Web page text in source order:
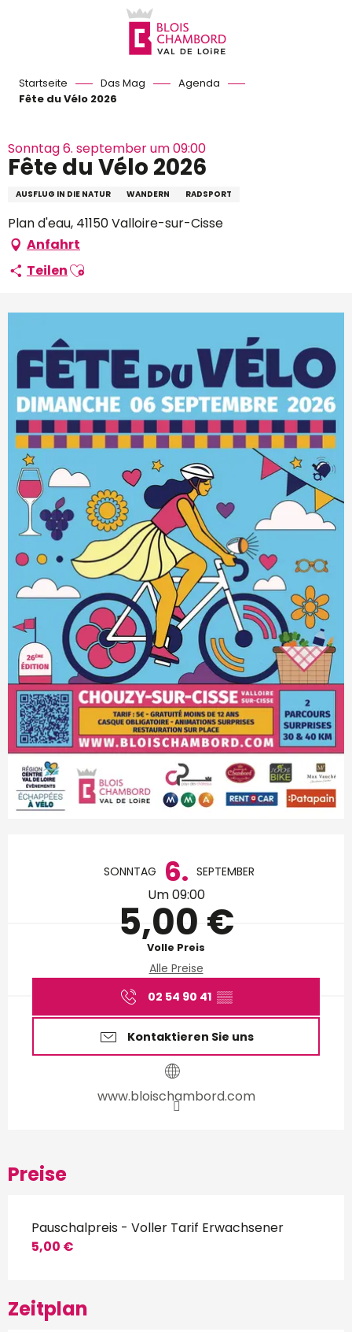
Startseite Das Mag
Agenda
Fête du Vélo 2026
Sonntag 6. september um 09:00
Fête du Vélo 2026
AUSFLUG IN DIE NATUR WANDERN RADSPORT
Plan d'eau, 41150 Valloire-sur-Cisse
Anfahrt
TeilenAjouter aux favoris
Öffnungszeiten &
SONNTAG 6. SEPTEMBER
Um 09:00
5,00 €
Volle Preis
Alle Preise
02 54 90 41 ▒▒
Kontaktieren Sie uns
www.bloischambord.com
Preise
Pauschalpreis - Voller Tarif Erwachsener
5,00 €
Zeitplan